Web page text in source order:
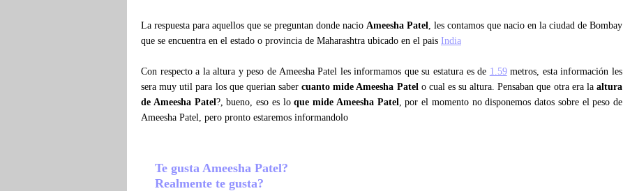
La respuesta para aquellos que se preguntan donde nacio Ameesha Patel, les contamos que nacio en la ciudad de Bombay
que se encuentra en el estado o provincia de Maharashtra ubicado en el pais India
Con respecto a la altura y peso de Ameesha Patel les informamos que su estatura es de 1.59metros, esta información les
sera muy util para los que querian sabercuanto mide Ameesha Patelo cual es su altura. Pensaban que otra era laaltura
de Ameesha Patel?, bueno, eso es loque mide Ameesha Patel, por el momento no disponemos datos sobre el peso de
Ameesha Patel, pero pronto estaremos informandolo
Te gusta Ameesha Patel?
Realmente te gusta?